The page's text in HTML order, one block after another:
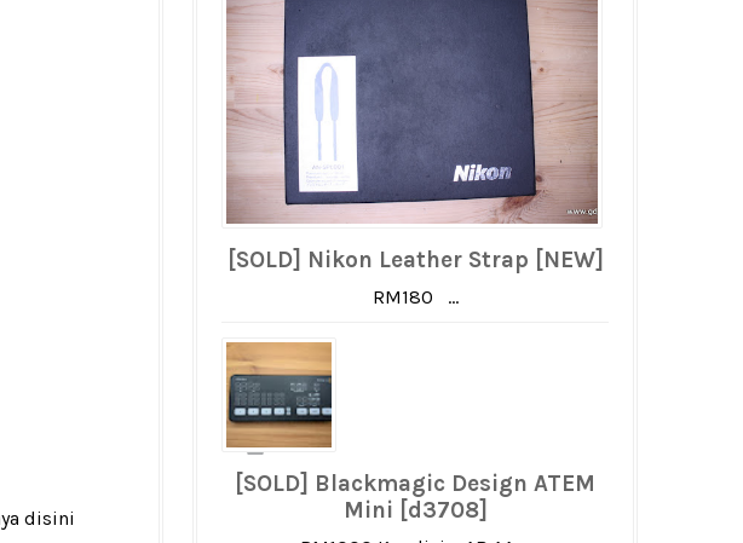
disini
[SOLD] Nikon Leather Strap [NEW]
RM180 ...
[SOLD] Blackmagic Design ATEM
Mini [d3708]